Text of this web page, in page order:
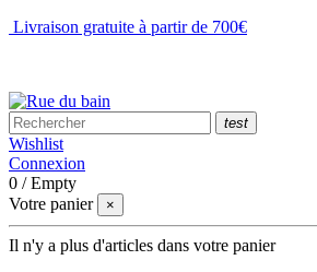
Livraison gratuite à partir de 700€
test
Wishlist
Connexion
0 /Empty
Votre panier
×
Il n'y a plus d'articles dans votre panier